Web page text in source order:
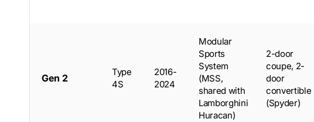
Gen 2
Type
4S
2016-
2024
Modular
Sports
System
(MSS,
shared with
Lamborghini
Huracan)
2-door
coupe, 2-
door
convertible
(Spyder)